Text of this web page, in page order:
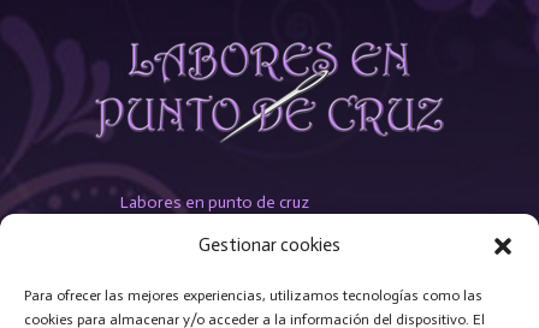
Gestionar cookies
Para ofrecer las mejores experiencias, utilizamos tecnologías como las
cookies para almacenar y/o acceder a la información del dispositivo. El
Labores en punto de cruz
Telas e hilos